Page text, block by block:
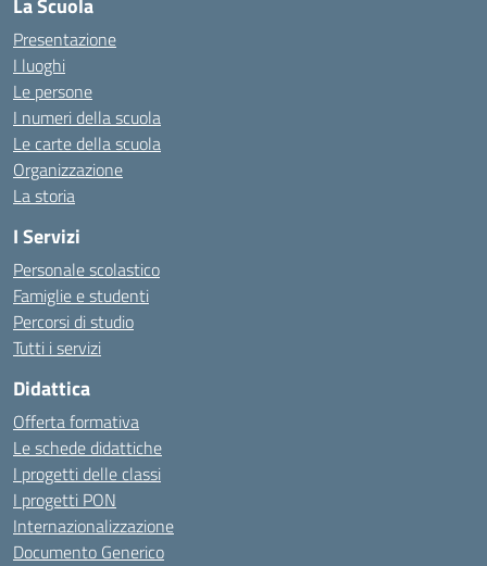
La Scuola
Presentazione
I luoghi
Le persone
I numeri della scuola
Le carte della scuola
Organizzazione
La storia
I Servizi
Personale scolastico
Famiglie e studenti
Percorsi di studio
Tutti i servizi
Didattica
Offerta formativa
Le schede didattiche
I progetti delle classi
I progetti PON
Internazionalizzazione
Documento Generico